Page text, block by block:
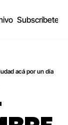
Subscríbete
acá por un día